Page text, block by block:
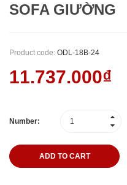
SOFA GIƯỜNG
Product code: ODL-18B-24
11.737.000₫
Number:
ADD TO CART